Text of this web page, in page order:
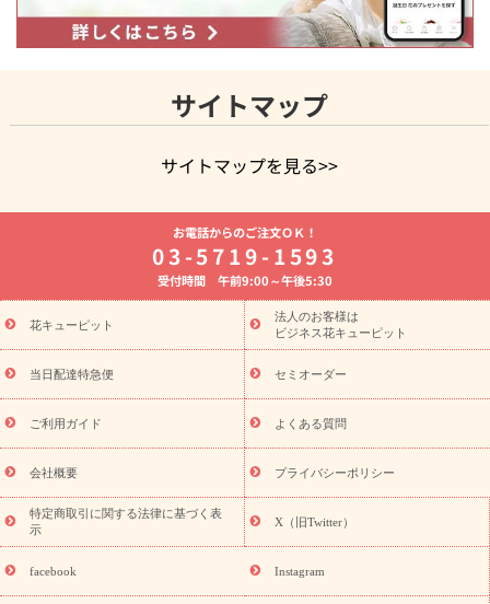
サイトマップ
サイトマップを見る>>
よく贈られる花
お祝いの花特集
誕生日フラワーギフト特集
8月の誕生花(トルコキキョウ)
開店・開業祝い
お供え・お悔やみ お供え・お悔やみの花
通夜・葬儀に贈る花 胡蝶蘭・花鉢
ーブドフラワー
季節のイベント
ひまわり ギフト・プレゼント
特集
お盆 花（新盆・初盆） 季節のイベント
お盆 花（新
盆・初盆）
お盆 花（新盆・初盆）
お盆・お供え 花とセットギ
フト
お盆・お供え プリザーブドフラワー
ひまわり ギフト・プ
レゼント特集
夏の花贈り・お中元・暑中見舞い 花のギフト特集
敬老の日におくる花ギフト・プレゼント特集
花ギフト・プレゼント特集
敬老の日 花のおすすめランキング
敬
老の日 花鉢植えのギフト・プレゼント特集
敬老の日 花とセットギ
フト・プレゼント特集
敬老の日の花 全てのギフト一覧
キャン
ペーン
「きょう誕生日なんです」キャンペーン
探す
誕生日フラワーギフト 誕生日フラワーギフト特集
誕生
日フラワーギフト商品一覧
ユリ トルコキキョウ
誕生花(トルコキキョウ)
9月の誕生花(リンドウ)
誕生日セット
お電話からのご注文ＯＫ！
03-5719-1593
受付時間 午前9:00～午後5:30
花キューピット
法人のお客様は
ビジネス花キューピット
当日配達特急便 セミオーダー
ご利用ガイド よくある質問
会社概要 プライバシーポリシー
特定商取引に関する法律に基づく表
示
X（旧Twitter）
facebook Instagram